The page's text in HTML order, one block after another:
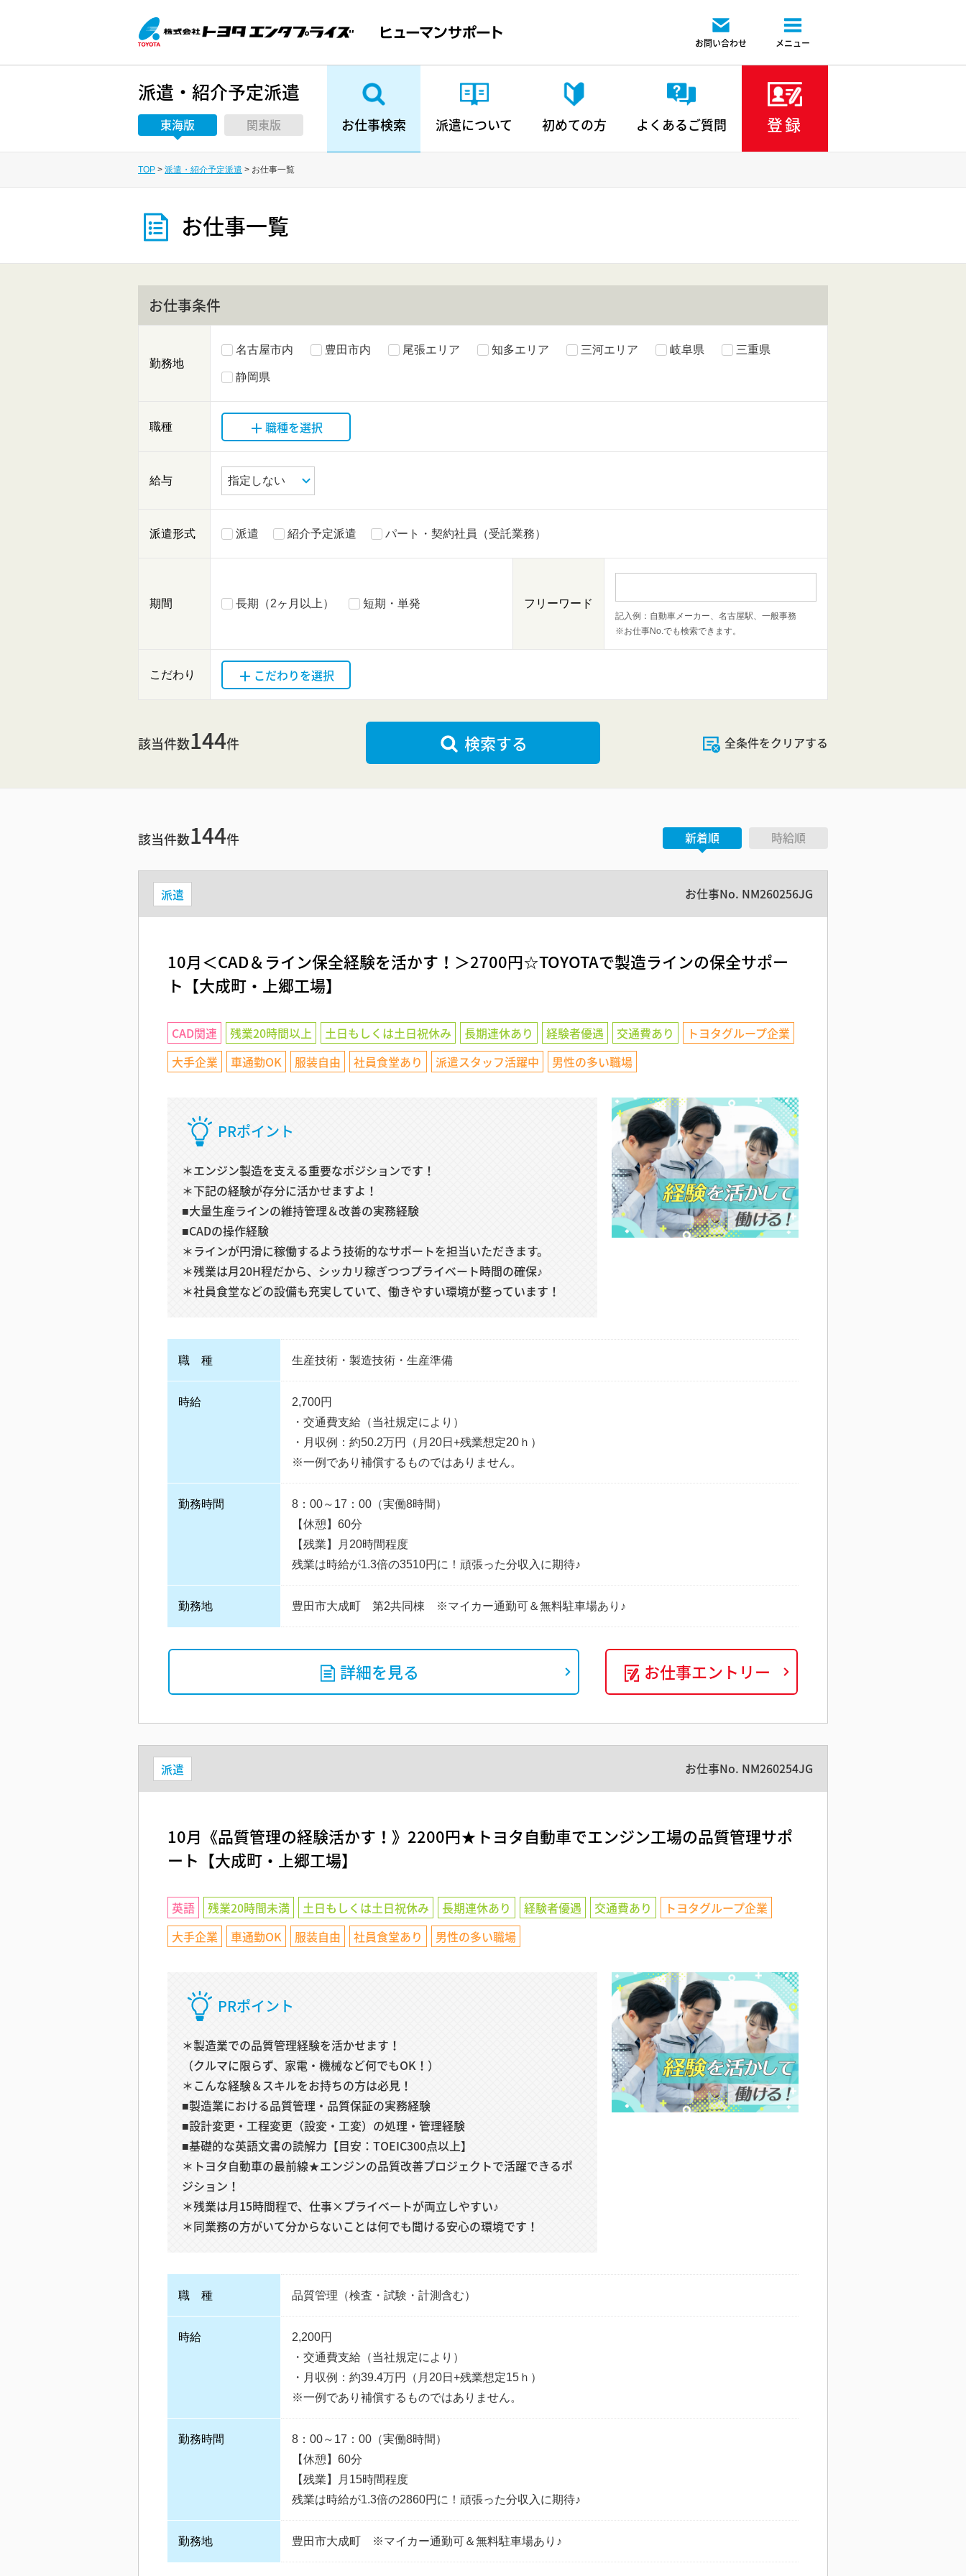
お問い合わせ メニュー
派遣・紹介予定派遣
東海版 関東版 お仕事検索 派遣について 初めての方 よくあるご質問 登録
TOP 派遣・紹介予定派遣 お仕事一覧
お仕事一覧
お仕事条件
勤務地
名古屋市内 豊田市内 尾張エリア 知多エリア 三河エリア 岐阜県 三重県
静岡県
職種 職種を選択
給与
派遣形式 派遣 紹介予定派遣 パート・契約社員（受託業務）
期間 長期（2ヶ月以上） 短期・単発 フリーワード
記入例：自動車メーカー、 名古屋駅、 一般事務
※お仕事No.でも検索できます。
こだわり こだわりを選択
該当件数144件 検索する 全条件をクリアする
該当件数144件 新着順 時給順
派遣 お仕事No. NM260256JG
10月＜CAD＆ライン保全経験を活かす！＞2700円☆TOYOTAで製造ラインの保全サポー
ト【大成町・上郷工場】
CAD関連 残業20時間以上 土日もしくは土日祝休み 長期連休あり 経験者優遇 交通費あり
トヨタグループ企業
大手企業
車通勤OK 服装自由 社員食堂あり 派遣スタッフ活躍中 男性の多い職場
PRポイント
＊エンジン製造を支える重要なポジションです！
＊下記の経験が存分に活かせますよ！
■大量生産ラインの維持管理＆改善の実務経験
■CADの操作経験
＊ラインが円滑に稼働するよう技術的なサポートを担当いただきます。
＊残業は月20H程だから、シッカリ稼ぎつつプライベート時間の確保♪
＊社員食堂などの設備も充実していて、働きやすい環境が整っています！
職 種 生産技術・製造技術・生産準備
時給
2,700円
・交通費支給（当社規定により）
・月収例：約50.2万円（月20日+残業想定20ｈ）
※一例であり補償するものではありません。
勤務時間
8：00～17：00（実働8時間）
【休憩】60分
【残業】月20時間程度
残業は時給が1.3倍の3510円に！頑張った分収入に期待♪
勤務地 豊田市大成町 第2共同棟 ※マイカー通勤可＆無料駐車場あり♪
詳細を見る お仕事エントリー
派遣 お仕事No. NM260254JG
10月《品質管理の経験活かす！》2200円★トヨタ自動車でエンジン工場の品質管理サポ
ート【大成町・上郷工場】
英語 残業20時間未満 土日もしくは土日祝休み 長期連休あり 経験者優遇 交通費あり
トヨタグループ企業
大手企業
車通勤OK 服装自由 社員食堂あり 男性の多い職場
PRポイント
＊製造業での品質管理経験を活かせます！
（クルマに限らず、家電・機械など何でもOK！）
＊こんな経験＆スキルをお持ちの方は必見！
■製造業における品質管理・品質保証の実務経験
■設計変更・工程変更（設変・工変）の処理・管理経験
■基礎的な英語文書の読解力【目安：TOEIC300点以上】
＊トヨタ自動車の最前線★エンジンの品質改善プロジェクトで活躍できるポ
ジション！
＊残業は月15時間程で、仕事×プライベートが両立しやすい♪
＊同業務の方がいて分からないことは何でも聞ける安心の環境です！
職 種 品質管理（検査・試験・計測含む）
時給
2,200円
・交通費支給（当社規定により）
・月収例：約39.4万円（月20日+残業想定15ｈ）
※一例であり補償するものではありません。
勤務時間
8：00～17：00（実働8時間）
【休憩】60分
【残業】月15時間程度
残業は時給が1.3倍の2860円に！頑張った分収入に期待♪
勤務地 豊田市大成町 ※マイカー通勤可＆無料駐車場あり♪